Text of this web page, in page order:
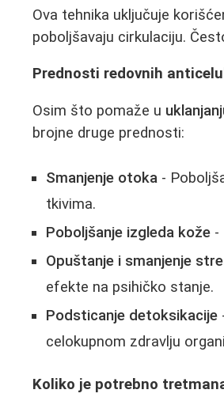
Ova tehnika uključuje
poboljšavaju cirkulaciju.
Prednosti redovnih
Osim što pomaže u
brojne druge prednosti:
Smanjenje otoka -
tkivima.
Poboljšanje izgleda kože -
Opuštanje i smanjenje
efekte na psihičko stanje.
Podsticanje detoksikacije
celokupnom zdravlju
Koliko je potrebno